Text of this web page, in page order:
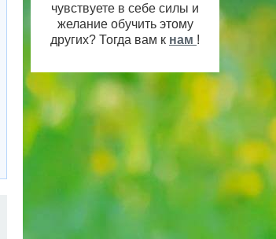
чувствуете в себе силы и
желание обучить этому
других? Тогда вам к нам !